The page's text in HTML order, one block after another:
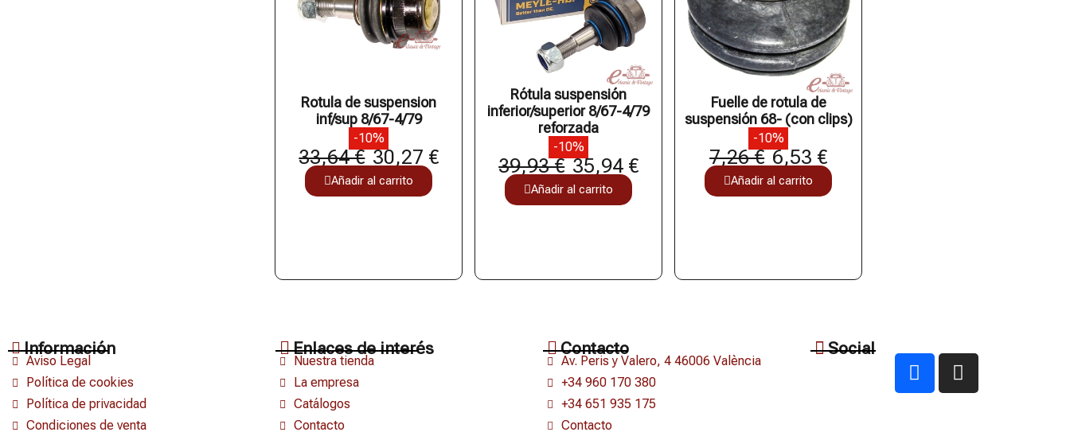
Rotula de suspension
inf/sup 8/67-4/79
-10%
33,64 € 30,27 €
Añadir al carrito
Rótula suspensión
inferior/superior 8/67-4/79
reforzada
-10%
39,93 € 35,94 €
Añadir al carrito
Fuelle de rotula de
suspensión 68- (con clips)
-10%
7,26 € 6,53 €
Añadir al carrito
Información
Aviso Legal
Política de cookies
Política de privacidad
Condiciones de venta
Enlaces de interés
Nuestra tienda
La empresa
Catálogos
Contacto
Contacto
Av. Peris y Valero, 4 46006 València
+34 960 170 380
+34 651 935 175
Contacto
Social